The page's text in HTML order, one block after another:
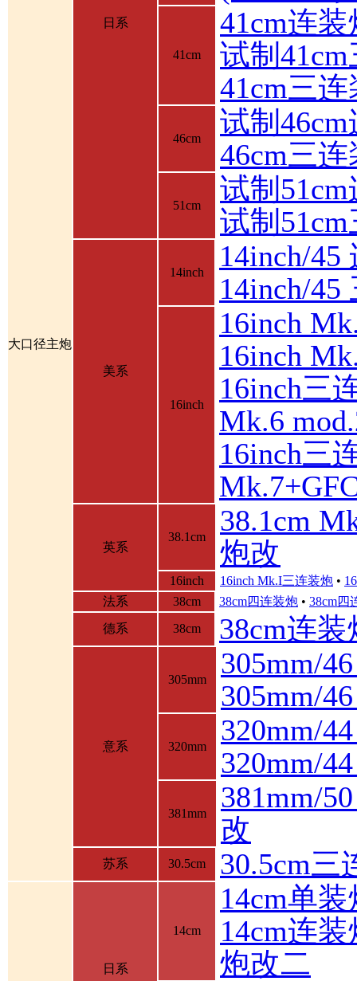
大口径主炮
日系
41cm
41cm连装
试制
41cm三
46cm
试制
46cm三
51cm
试制
试制
美系
14inch
14inch/45
14inch/45
16inch
16inch
16inch
16inch三
Mk.6
16inch三
英系
38.1cm
38.1cm
炮改
16inch 16inch Mk.I三连装炮 •
法系
38cm 38cm四连装炮 • 38cm四
德系
38cm 38cm连装
意系
305mm
305mm/
305mm/
320mm
320mm/
320mm/
381mm
381mm/
改
苏系 30.5cm 30.5cm三
日系
14cm
14cm单装
14cm连装
炮改二